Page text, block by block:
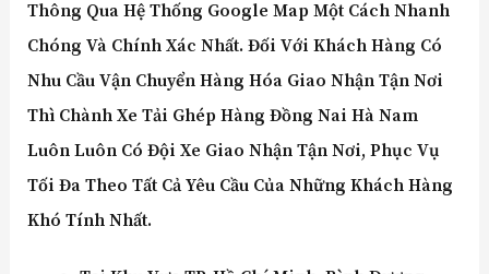
Thông Qua Hệ Thống Google Map Một Cách Nhanh
Chóng Và Chính Xác Nhất. Đối Với Khách Hàng Có
Nhu Cầu Vận Chuyển Hàng Hóa Giao Nhận Tận Nơi
Thì Chành Xe Tải Ghép Hàng Đồng Nai Hà Nam
Luôn Luôn Có Đội Xe Giao Nhận Tận Nơi, Phục Vụ
Tối Đa Theo Tất Cả Yêu Cầu Của Những Khách Hàng
Khó Tính Nhất.